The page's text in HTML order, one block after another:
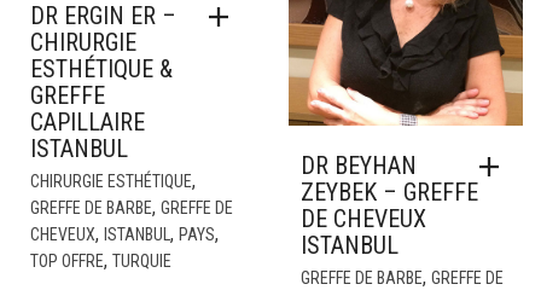
DR ERGIN ER –
CHIRURGIE
ESTHÉTIQUE &
GREFFE
CAPILLAIRE
ISTANBUL
CHIRURGIE ESTHÉTIQUE,
GREFFE DE BARBE, GREFFE DE
CHEVEUX, ISTANBUL , PAYS,
TOP OFFRE, TURQUIE
DR BEYHAN
ZEYBEK – GREFFE
DE CHEVEUX
ISTANBUL
GREFFE DE BARBE, GREFFE DE